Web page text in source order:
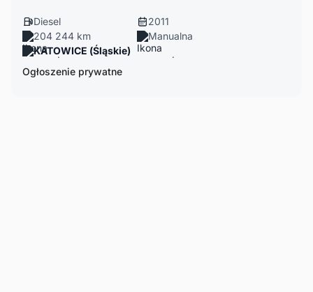
Diesel
2011
204 244 km
Manualna
KATOWICE (Śląskie)
Ogłoszenie prywatne